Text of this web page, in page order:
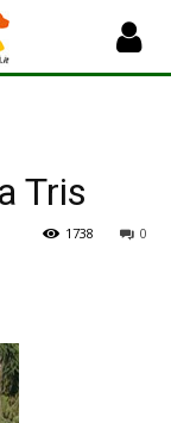
Tris
0
1738